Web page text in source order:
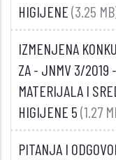
HIGIJENE(3.25
IZMENJENA
ZA - JNMV 3/2019
MATERIJALA I
HIGIJENE 5(1.27
PITANJA I